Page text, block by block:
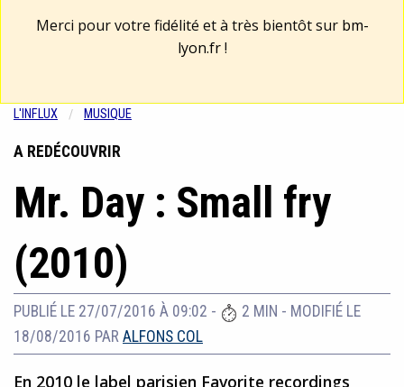
Merci pour votre fidélité et à très bientôt sur bm-
lyon.fr!
L'INFLUX MUSIQUE
A REDÉCOUVRIR
Mr. Day : Small fry
(2010)
PUBLIÉ LE 27/07/2016 À 09:02 - 2 MIN - MODIFIÉ LE
18/08/2016 PAR ALFONS COL
En 2010 le label parisien Favorite recordings